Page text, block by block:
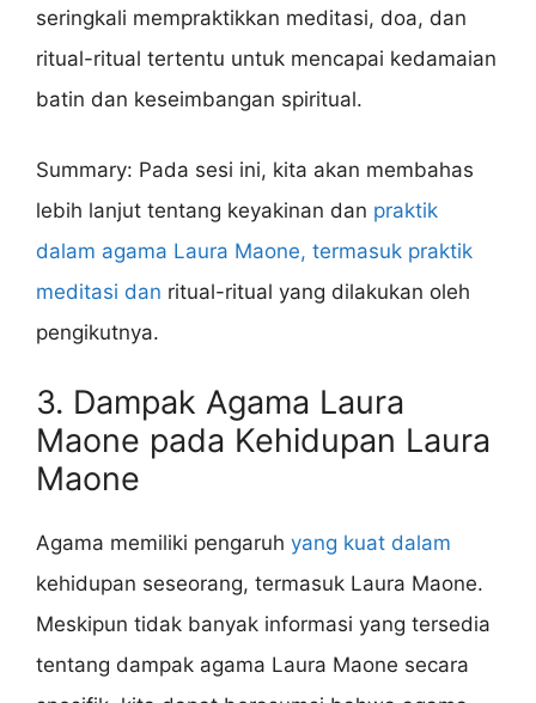
seringkali mempraktikkan meditasi, doa, dan
ritual-ritual tertentu untuk mencapai kedamaian
batin dan keseimbangan spiritual.
Summary: Pada sesi ini, kita akan membahas
lebih lanjut tentang keyakinan dan praktik
dalam agama Laura Maone, termasuk praktik
meditasi dan ritual-ritual yang dilakukan oleh
pengikutnya.
3. Dampak Agama Laura
Maone pada Kehidupan Laura
Maone
Agama memiliki pengaruh yang kuat dalam
kehidupan seseorang, termasuk Laura Maone.
Meskipun tidak banyak informasi yang tersedia
tentang dampak agama Laura Maone secara